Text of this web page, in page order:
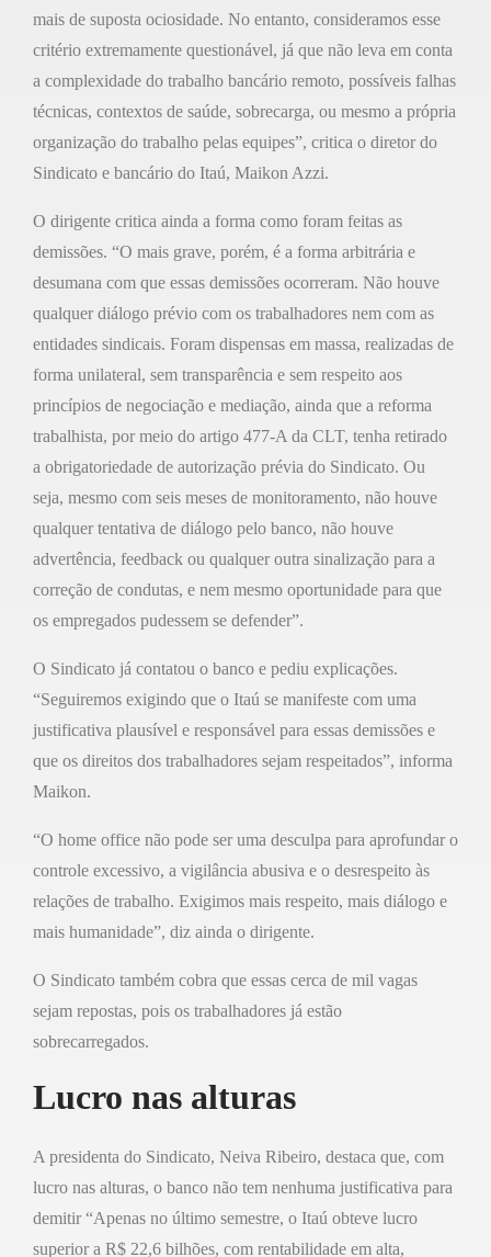
mais de suposta ociosidade. No entanto, consideramos esse
critério extremamente questionável, já que não leva em conta
a complexidade do trabalho bancário remoto, possíveis falhas
técnicas, contextos de saúde, sobrecarga, ou mesmo a própria
organização do trabalho pelas equipes”, critica o diretor do
Sindicato e bancário do Itaú, Maikon Azzi.
O dirigente critica ainda a forma como foram feitas as
demissões. “O mais grave, porém, é a forma arbitrária e
desumana com que essas demissões ocorreram. Não houve
qualquer diálogo prévio com os trabalhadores nem com as
entidades sindicais. Foram dispensas em massa, realizadas de
forma unilateral, sem transparência e sem respeito aos
princípios de negociação e mediação, ainda que a reforma
trabalhista, por meio do artigo 477-A da CLT, tenha retirado
a obrigatoriedade de autorização prévia do Sindicato. Ou
seja, mesmo com seis meses de monitoramento, não houve
qualquer tentativa de diálogo pelo banco, não houve
advertência, feedback ou qualquer outra sinalização para a
correção de condutas, e nem mesmo oportunidade para que
os empregados pudessem se defender”.
O Sindicato já contatou o banco e pediu explicações.
“Seguiremos exigindo que o Itaú se manifeste com uma
justificativa plausível e responsável para essas demissões e
que os direitos dos trabalhadores sejam respeitados”, informa
Maikon.
“O home office não pode ser uma desculpa para aprofundar o
controle excessivo, a vigilância abusiva e o desrespeito às
relações de trabalho. Exigimos mais respeito, mais diálogo e
mais humanidade”, diz ainda o dirigente.
O Sindicato também cobra que essas cerca de mil vagas
sejam repostas, pois os trabalhadores já estão
sobrecarregados.
Lucro nas alturas
A presidenta do Sindicato, Neiva Ribeiro, destaca que, com
lucro nas alturas, o banco não tem nenhuma justificativa para
demitir “Apenas no último semestre, o Itaú obteve lucro
superior a R$ 22,6 bilhões, com rentabilidade em alta,